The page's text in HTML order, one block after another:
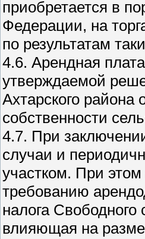
приобретается в
Федерации, на
по результатам
4.6. Арендная
утверждаемой
Ахтарского района
собственности
4.7. При
случаи и
участком. При
требованию
налога Свободного
влияющая на